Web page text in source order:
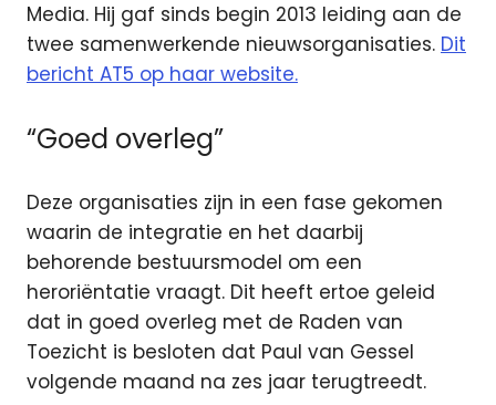
Media. Hij gaf sinds begin 2013 leiding aan de
twee samenwerkende nieuwsorganisaties. Dit
bericht AT5 op haar website.
“Goed overleg”
Deze organisaties zijn in een fase gekomen
waarin de integratie en het daarbij
behorende bestuursmodel om een
heroriëntatie vraagt. Dit heeft ertoe geleid
dat in goed overleg met de Raden van
Toezicht is besloten dat Paul van Gessel
volgende maand na zes jaar terugtreedt.